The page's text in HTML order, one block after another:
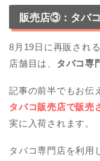
販売店③：タバ
8月19日に再販され
店舗目は、 タバコ専
記事の前半でもお伝
タバコ販売店で販売
実に入荷されます。
タバコ専門店を利用